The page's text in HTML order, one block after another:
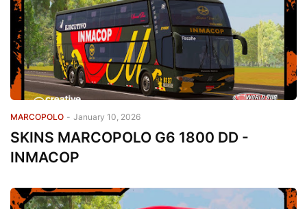
MARCOPOLO - January 10, 2026
SKINS MARCOPOLO G6 1800 DD -
INMACOP